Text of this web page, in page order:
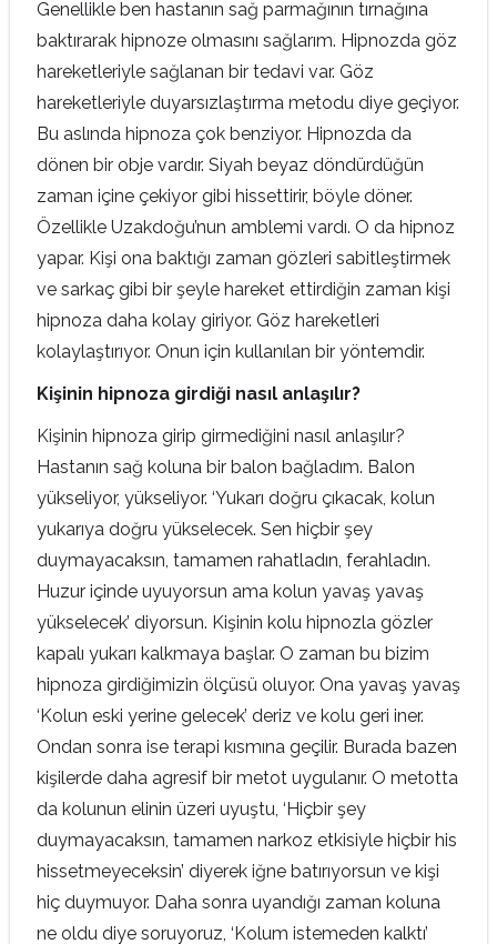
Genellikle ben hastanın sağ parmağının tırnağına
baktırarak hipnoze olmasını sağlarım. Hipnozda göz
hareketleriyle sağlanan bir tedavi var. Göz
hareketleriyle duyarsızlaştırma metodu diye geçiyor.
Bu aslında hipnoza çok benziyor. Hipnozda da
dönen bir obje vardır. Siyah beyaz döndürdüğün
zaman içine çekiyor gibi hissettirir, böyle döner.
Özellikle Uzakdoğu’nun amblemi vardı. O da hipnoz
yapar. Kişi ona baktığı zaman gözleri sabitleştirmek
ve sarkaç gibi bir şeyle hareket ettirdiğin zaman kişi
hipnoza daha kolay giriyor. Göz hareketleri
kolaylaştırıyor. Onun için kullanılan bir yöntemdir.
Kişinin hipnoza girdiği nasıl anlaşılır?
Kişinin hipnoza girip girmediğini nasıl anlaşılır?
Hastanın sağ koluna bir balon bağladım. Balon
yükseliyor, yükseliyor. ‘Yukarı doğru çıkacak, kolun
yukarıya doğru yükselecek. Sen hiçbir şey
duymayacaksın, tamamen rahatladın, ferahladın.
Huzur içinde uyuyorsun ama kolun yavaş yavaş
yükselecek’ diyorsun. Kişinin kolu hipnozla gözler
kapalı yukarı kalkmaya başlar. O zaman bu bizim
hipnoza girdiğimizin ölçüsü oluyor. Ona yavaş yavaş
‘Kolun eski yerine gelecek’ deriz ve kolu geri iner.
Ondan sonra ise terapi kısmına geçilir. Burada bazen
kişilerde daha agresif bir metot uygulanır. O metotta
da kolunun elinin üzeri uyuştu, ‘Hiçbir şey
duymayacaksın, tamamen narkoz etkisiyle hiçbir his
hissetmeyeceksin’ diyerek iğne batırıyorsun ve kişi
hiç duymuyor. Daha sonra uyandığı zaman koluna
ne oldu diye soruyoruz, ‘Kolum istemeden kalktı’